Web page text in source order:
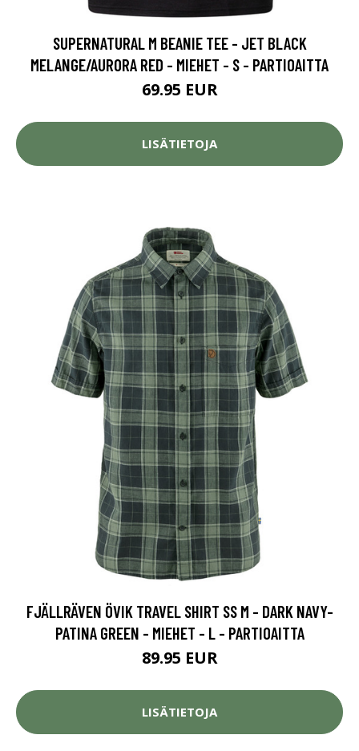
SUPERNATURAL M BEANIE TEE - JET BLACK
MELANGE/AURORA RED - MIEHET - S - PARTIOAITTA
69.95 EUR
LISÄTIETOJA
FJÄLLRÄVEN ÖVIK TRAVEL SHIRT SS M - DARK NAVY-
PATINA GREEN - MIEHET - L - PARTIOAITTA
89.95 EUR
LISÄTIETOJA